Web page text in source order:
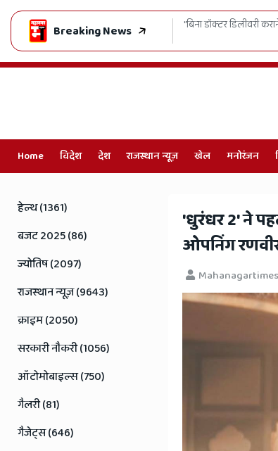
Breaking News
कराने वालों की अब खैर नहीं! अलवर के निशु अस्पताल का लाइसेंस रद्द, केस
Home विदेश देश राजस्थान न्यूज़ खेल मनोरंजन
Hindi
News,
Hindi
Samachar,
Jaipur
Rajasthan
News
​'धुरंधर 2' ने
ओपनिंग
Mahanagartimes
हेल्थ (1361)
बजट 2025 (86)
ज्योतिष (2097)
राजस्थान न्यूज़ (9643)
क्राइम (2050)
सरकारी नौकरी (1056)
ऑटोमोबाइल्स (750)
गैलरी (81)
गैजेट्स (646)